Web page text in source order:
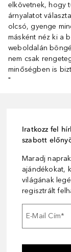
elkövetnek, hogy
árnyalatot
olcsó, gyenge
másként néz ki a
weboldalán
nem csak
minőségben is
"
Iratkozz fel
szabott
Maradj
ajándékokat,
világának
regisztrált
E-Mail Cím*